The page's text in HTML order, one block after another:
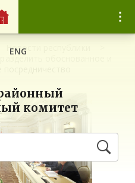
комитет
ENG
Новости республики
обоснованное и